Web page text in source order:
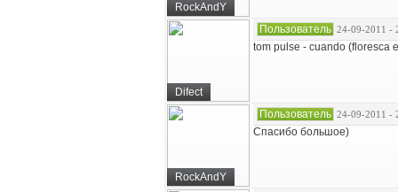
RockAndY
Difect
Пользователь 24-09-2011 -
tom pulse - cuando (floresca
RockAndY
Пользователь 24-09-2011 -
Спасибо большое)